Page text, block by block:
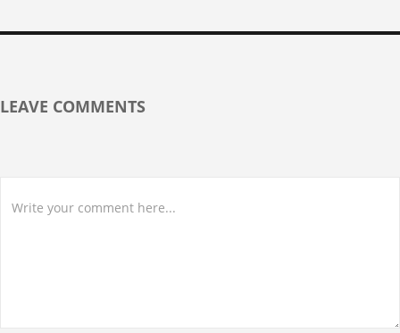
LEAVE COMMENTS